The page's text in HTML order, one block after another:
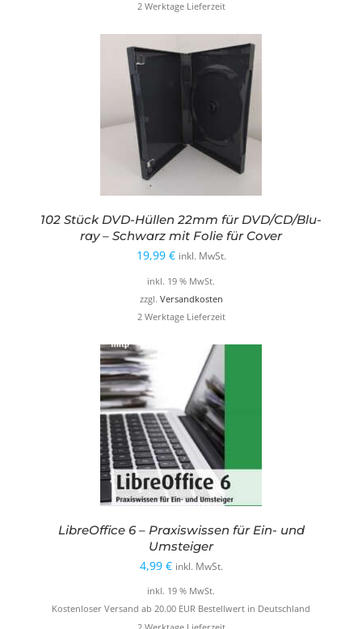
2 Werktage Lieferzeit
102 Stück DVD-Hüllen 22mm für DVD/CD/Blu-
ray – Schwarz mit Folie für Cover
19,99 € inkl. MwSt.
inkl. 19 % MwSt.
zzgl. Versandkosten
2 Werktage Lieferzeit
LibreOffice 6 – Praxiswissen für Ein- und
Umsteiger
4,99 € inkl. MwSt.
inkl. 19 % MwSt.
Kostenloser Versand ab 20.00 EUR Bestellwert in Deutschland